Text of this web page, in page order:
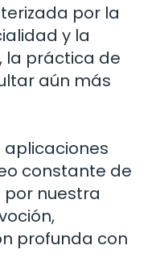
por la
y la
la práctica de
aún más
aplicaciones
constante de
nuestra
profunda con